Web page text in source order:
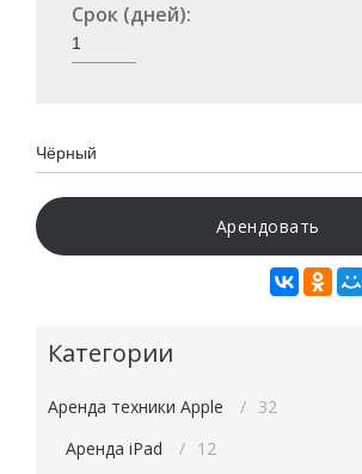
Срок (дней):
Арендовать
Категории
Аренда техники Apple
32
Аренда iPad
12